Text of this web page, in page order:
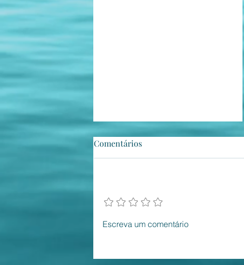
Tratando de Política
Comentários
Escreva um comentário